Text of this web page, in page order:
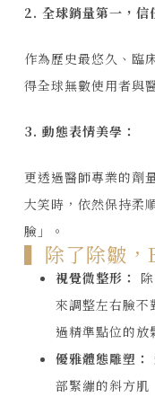
2. 全球銷量第一，信
作為歷史最悠久、臨
得全球無數使用者與
3. 動態表情美學：
更透過醫師專業的劑
大笑時，依然保持柔
臉」。
▍除了除皺，
視覺微整形：
來調整左右臉不
過精準點位的放
優雅體態雕塑：
部緊繃的斜方